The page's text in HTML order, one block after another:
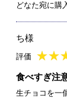
どなた宛に購
ち様
評価 ★★
食べすぎ注
生チョコを一